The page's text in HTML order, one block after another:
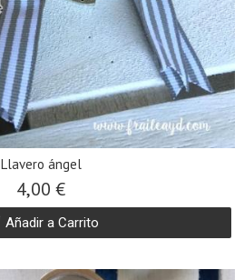
Llavero ángel
4,00 €
Añadir a Carrito